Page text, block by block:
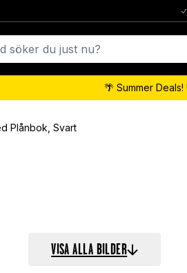
🌴 Summer Deals!
Plånbok, Svart
VISA ALLA BILDER